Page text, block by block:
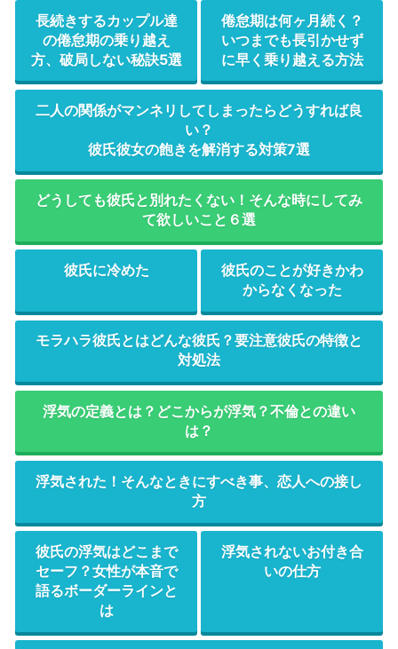
長続きするカップル達
の倦怠期の乗り越え
方、破局しない秘訣5選
倦怠期は何ヶ月続く？
いつまでも長引かせず
に早く乗り越える方法
二人の関係がマンネリしてしまったらどうすれば良
い？
彼氏彼女の飽きを解消する対策7選
どうしても彼氏と別れたくない！そんな時にしてみ
て欲しいこと６選
彼氏に冷めた
彼氏のことが好きかわ
からなくなった
モラハラ彼氏とはどんな彼氏？要注意彼氏の特徴と
対処法
浮気の定義とは？どこからが浮気？不倫との違い
は？
浮気された！そんなときにすべき事、恋人への接し
方
彼氏の浮気はどこまで
セーフ？女性が本音で
語るボーダーラインと
は
浮気されないお付き合
いの仕方